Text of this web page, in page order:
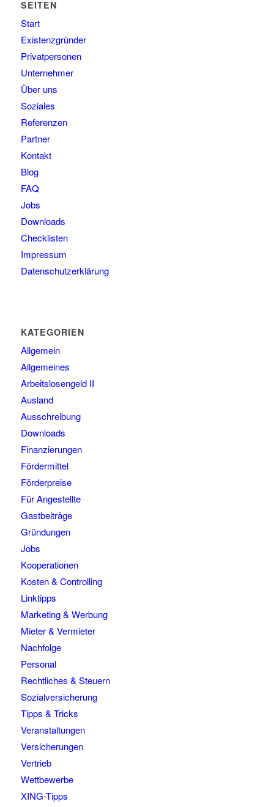
SEITEN
Start
Existenzgründer
Privatpersonen
Unternehmer
Über uns
Soziales
Referenzen
Partner
Kontakt
Blog
FAQ
Jobs
Downloads
Checklisten
Impressum
Datenschutzerklärung
KATEGORIEN
Allgemein
Allgemeines
Arbeitslosengeld II
Ausland
Ausschreibung
Downloads
Finanzierungen
Fördermittel
Förderpreise
Für Angestellte
Gastbeiträge
Gründungen
Jobs
Kooperationen
Kosten & Controlling
Linktipps
Marketing & Werbung
Mieter & Vermieter
Nachfolge
Personal
Rechtliches & Steuern
Sozialversicherung
Tipps & Tricks
Veranstaltungen
Versicherungen
Vertrieb
Wettbewerbe
XING-Tipps